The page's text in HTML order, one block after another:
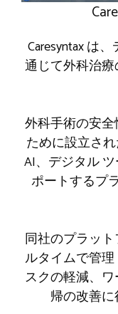
Caresyntax は
通じて外科治
外科手術の安
ために設立され
AI、デジタル
ポートするプ
同社のプラッ
ルタイムで管
スクの軽減、
帰の改善に